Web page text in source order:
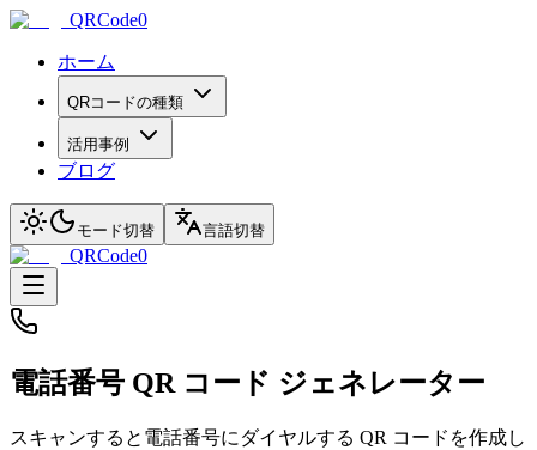
QRCode0
ホーム
QRコードの種類
活用事例
ブログ
モード切替 言語切替
QRCode0
電話番号 QR コード ジェネレーター
スキャンすると電話番号にダイヤルする QR コードを作成し